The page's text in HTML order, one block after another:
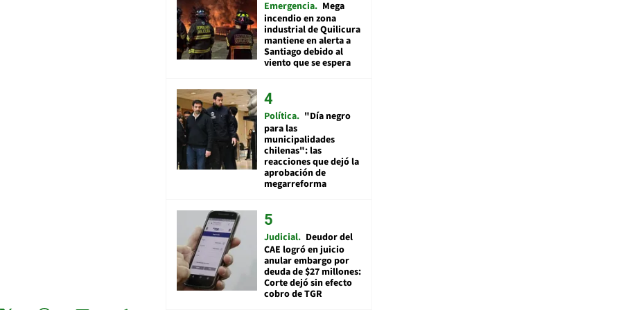
Emergencia Mega
incendio en zona
industrial de Quilicura
mantiene en alerta a
Santiago debido al
viento que se espera
Política "Día negro
para las
municipalidades
chilenas": las
reacciones que dejó la
aprobación de
megarreforma
Judicial Deudor del
CAE logró en juicio
anular embargo por
deuda de $27 millones:
Corte dejó sin efecto
cobro de TGR